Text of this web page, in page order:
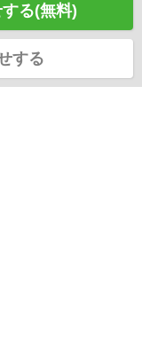
る(無料)
する